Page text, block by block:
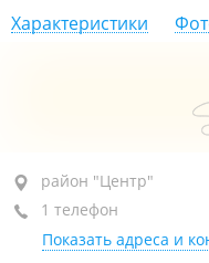
Характеристики
район "Центр", ул.
1-й этаж
+7 924 122-97-82
район "Центр"
1 телефон
Показать адреса и